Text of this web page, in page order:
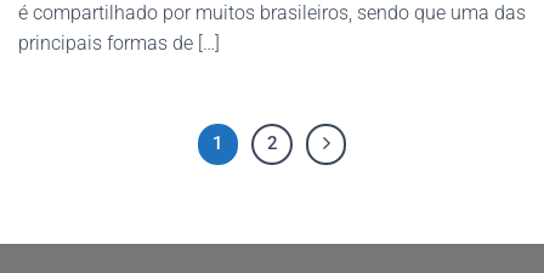
é compartilhado por muitos brasileiros, sendo que uma das
principais formas de […]
1 2